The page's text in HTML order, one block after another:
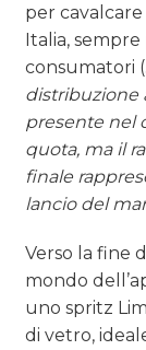
per
Italia,
consumatori (
distribuzione
presente nel
quota, ma il
finale
lancio del
Verso la fine
mondo
uno spritz
di vetro,